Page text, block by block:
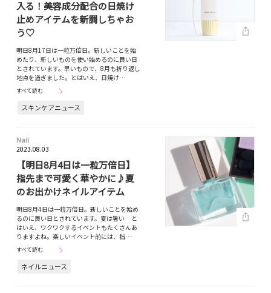
入る！美容成分配合の日焼け
止めアイテムを新調しちゃお
う♡
明日8月17日は一粒万倍日。新しいことを始
めたり、新しいものを使い始めるのに良い日
とされています。早いもので、8月も折り返し
地点を過ぎました。とはいえ、日焼け…
すべて読む
スキンケアニュース
Nail
2023.08.03
【明日8月4日は一粒万倍日】
指先まで可愛く華やかに♪夏
のお出かけネイルアイテム
明日8月4日は一粒万倍日。新しいことを始め
るのに良い日とされています。夏は暑い…と
はいえ、ワクワクするイベントもたくさんあ
りますよね。楽しいイベント前には、指…
すべて読む
ネイルニュース